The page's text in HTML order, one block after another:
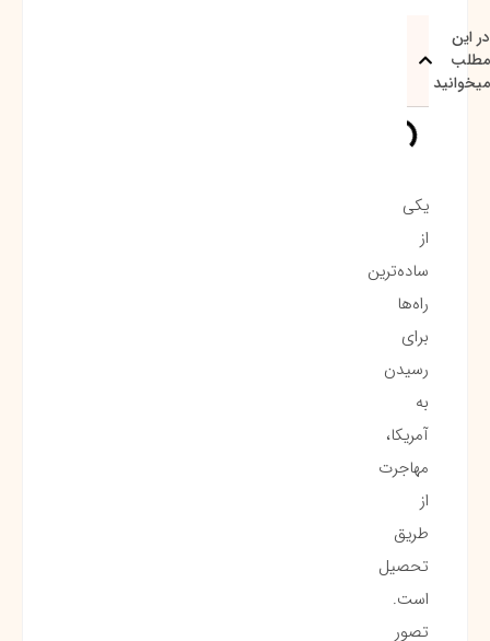
در این
مطلب
میخوانید
یکی
از
ساده‌ترین
راه‌ها
برای
رسیدن
به
آمریکا،
مهاجرت
از
طریق
تحصیل
است.
تصور